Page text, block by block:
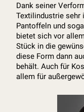
Dank seiner
Textilindustrie sehr
Pantoffeln und
bietet sich vor
Stück in die
diese Form dann
behält. Auch für
allem für